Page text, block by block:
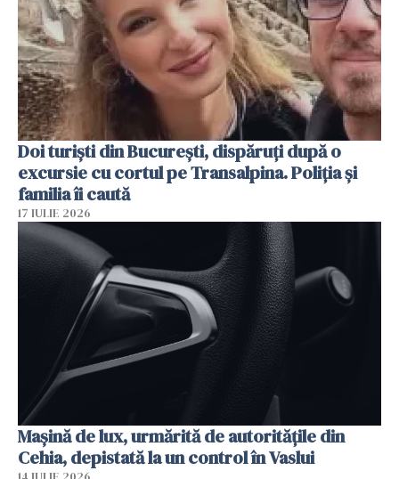
Doi turiști din București, dispăruți după o
excursie cu cortul pe Transalpina. Poliția și
familia îi caută
17 IULIE 2026
Mașină de lux, urmărită de autoritățile din
Cehia, depistată la un control în Vaslui